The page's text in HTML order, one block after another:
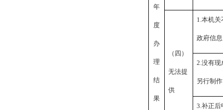
年
度
办
理
结
果
（四）
无法提
供
1.本机关
政府信息
2.没有现
另行制作
3.补正后